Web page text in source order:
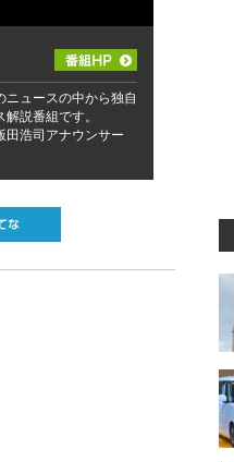
ュースの中から独自
説番組です。
田浩司アナウンサー